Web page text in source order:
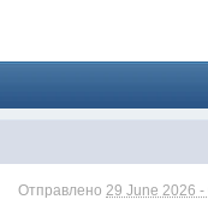
Отправлено29 June 2026 -